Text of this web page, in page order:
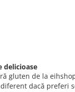
delicioase
gluten de la
dacă preferi